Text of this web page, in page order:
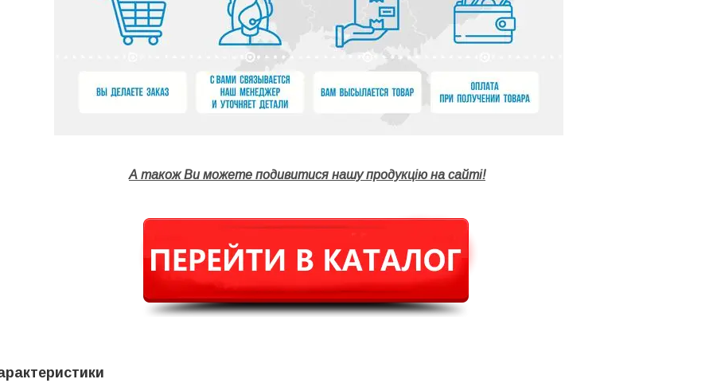
А також Ви можете подивитися нашу продукцію на сайті!